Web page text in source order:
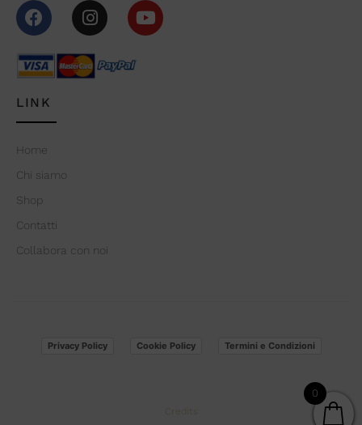
LINK
Home
Chi siamo
Shop
Contatti
Collabora con noi
Privacy Policy Cookie Policy Termini e Condizioni
Credits
0